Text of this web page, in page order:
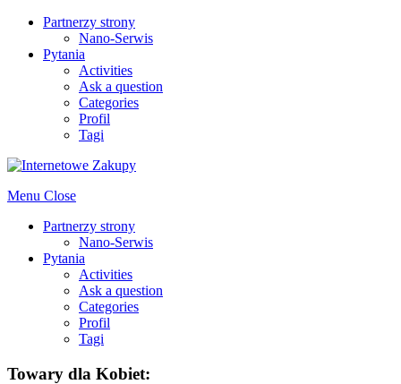
Partnerzy strony
Nano-Serwis
Pytania
Activities
Ask a question
Categories
Profil
Tagi
Menu Close
Partnerzy strony
Nano-Serwis
Pytania
Activities
Ask a question
Categories
Profil
Tagi
Towary dla Kobiet: